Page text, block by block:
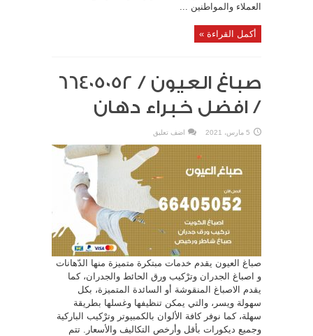
العملاء والمواطنين ...
أكمل القراءة »
صباغ العيون / 66405052
/ افضل خبراء دهان
5 مارس، 2021 اضف تعليق
صباغ العيون يقدم خدمات مبتكرة متميزة منها الدّهانات
و اصباغ الجدران وترْكيب ورق الحائط والجدران، كما
يقدم الاصباغ المنقوشة أو السائدة المتميزة، بكل
سهولة ويسر، والتي يمكن تنظيفها وغسلها بطريقة
سهلة، كما نوفر كافة الألوان بالكمبيوتر وترْكيب الباركية
وجميع ديكورات بأقل وأرخص التكاليف والأسعار. تتم